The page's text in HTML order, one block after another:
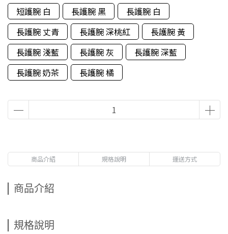
短護腕 白
長護腕 黑
長護腕 白
長護腕 丈青
長護腕 深桃紅
長護腕 黃
長護腕 淺藍
長護腕 灰
長護腕 深藍
長護腕 奶茶
長護腕 橘
商品介紹 規格說明 運送方式
商品介紹
規格說明